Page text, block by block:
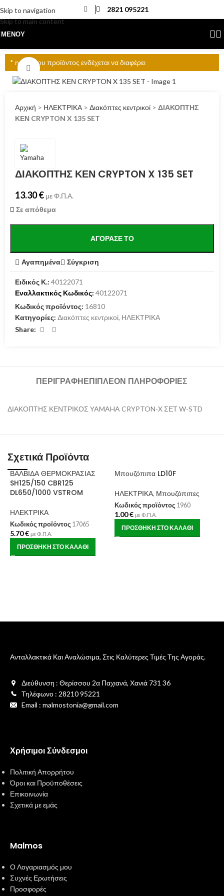
Skip to navigation
Skip to main content
2821 095221
ΜΕΝΟΎ
* η τιμή του προϊόντος ενδέχεται να διαφέρει
Click to enlarge
Αρχική > ΗΛΕΚΤΡΙΚΑ > Διακόπτες κεντρικοί > ΔΙΑΚΟΠΤΗΣ
ΚΕΝ CRYPTON X 135 SET
ΔΙΑΚΟΠΤΗΣ ΚΕΝ CRYPTON X 135 SET
13.30€ με Φ.Π.Α.
Σε απόθεμα
ΑΓΌΡΑΣΕ ΤΟ
Αγαπημένα Σύγκριση
Ειδικός Κ.: 40122071
Εναλλακτικός Κωδικός: 40122071
Κωδικός προϊόντος: 16810
Κατηγορίες: Διακόπτες κεντρικοί, ΗΛΕΚΤΡΙΚΑ
Share:
ΠΕΡΙΓΡΑΦΉΕΠΙΠΛΈΟΝ ΠΛΗΡΟΦΟΡΊΕΣ
ΔΙΑΚΟΠΤΗΣ ΚΕΝΤΡΙΚΟΣ YAMAHA CRYPTON-X ΣΕΤ W-STD
Σχετικά Προϊόντα
ΒΑΛΒΙΔΑ ΘΕΡΜΟΚΡΑΣΙΑΣ
SH125/150 CBR125
DL650/1000 VSTROM
ΗΛΕΚΤΡΙΚΑ
Κωδικός προϊόντος 17065
5.70€ με Φ.Π.Α.
ΠΡΟΣΘΉΚΗ ΣΤΟ ΚΑΛΆΘΙ
Μπουζόπιπα LD10F
ΗΛΕΚΤΡΙΚΑ, Μπουζόπιπες
Κωδικός προϊόντος 1960
1.00€ με Φ.Π.Α.
ΠΡΟΣΘΉΚΗ ΣΤΟ ΚΑΛΆΘΙ
Ανταλλακτικά Και Αναλώσιμα, Στις Καλύτερες Τιμές Της Αγοράς.
Διεύθυνση : Θερίσσου 2α Παχιανά, Χανιά 731 36
Τηλέφωνο : 28210 95221
Email : malmostonia@gmail.com
Χρήσιμοι Σύνδεσμοι
Πολιτική Απορρήτου
Όροι και Προϋποθέσεις
Επικοινωνία
Σχετικά με εμάς
Malmos
Ο Λογαριασμός μου
Συχνές Ερωτήσεις
Προσφορές